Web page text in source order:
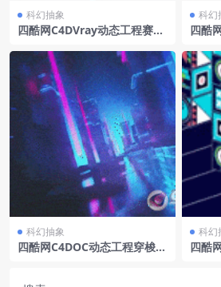
科幻抽象
四酷网C4DVray动态工程赛博
科幻
四酷
科幻抽象
四酷网C4DOC动态工程穿梭赛
科幻
四酷